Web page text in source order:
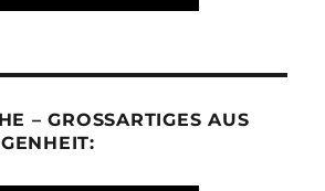
– GROSSARTIGES AUS D